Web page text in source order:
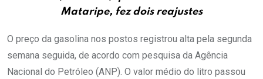
Mataripe, fez dois reajustes
O preço da gasolina nos postos registrou alta pela segunda
semana seguida, de acordo com pesquisa da Agência
Nacional do Petróleo (ANP). O valor médio do litro passou